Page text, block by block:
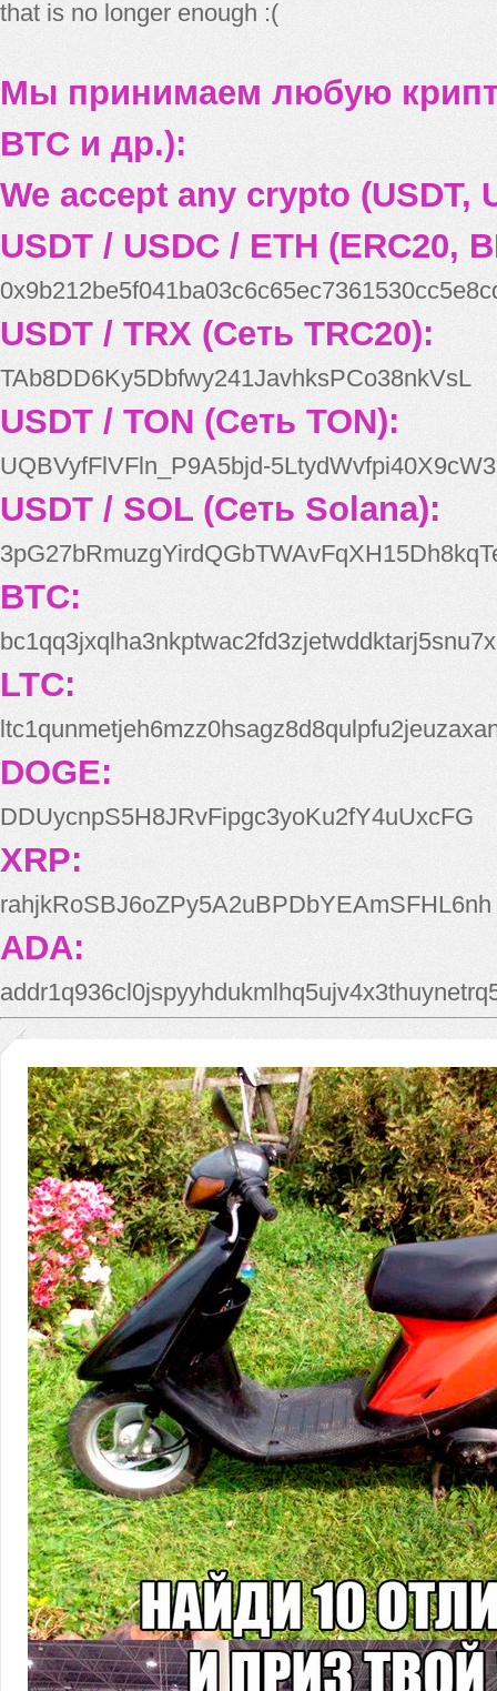
that is no longer enough :(
Мы принимаем любую
BTC и др.):
We accept any crypto (USDT,
USDT / USDC / ETH (ERC20,
USDT / TRX (Сеть TRC20):
TAb8DD6Ky5Dbfwy241JavhksPCo38nkVsL
USDT / TON (Сеть TON):
UQBVyfFlVFln_P9A5bjd-
USDT / SOL (Сеть Solana):
BTC:
bc1qq3jxqlha3nkptwac2fd3zjetwddktarj5snu7x
LTC:
DOGE:
DDUycnpS5H8JRvFipgc3yoKu2fY4uUxcFG
XRP:
rahjkRoSBJ6oZPy5A2uBPDbYEAmSFHL6nh
ADA: